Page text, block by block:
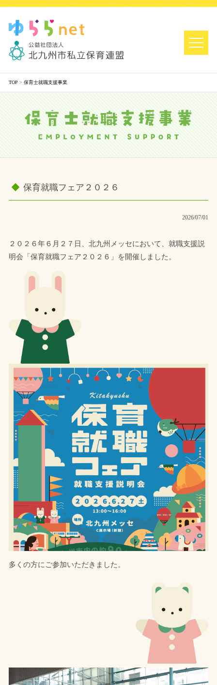
TOP > 保育士就職支援事業
保育就職フェア２０２６
2026/07/01
２０２６年６月２７日、北九州メッセにおいて、就職支援説
明会「保育就職フェア２０２６」を開催しました。
多くの方にご参加いただきました。